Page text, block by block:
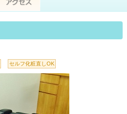
セルフ化粧直しOK